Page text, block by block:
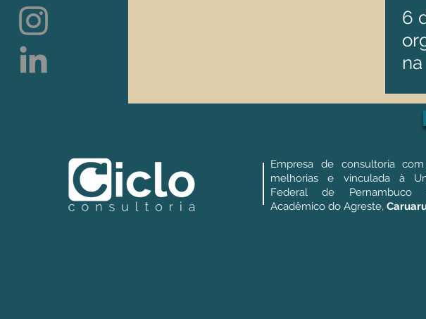
6
Empresa de consultoria
melhorias e vinculada à
Federal de Pernambuco
Acadêmico do Agreste,